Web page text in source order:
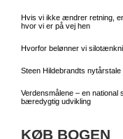
Hvis vi ikke ændrer retning,
hvor vi er på vej hen
Hvorfor belønner vi
Steen Hildebrandts nytårstale
Verdensmålene – en national
bæredygtig udvikling
KØB BOGEN